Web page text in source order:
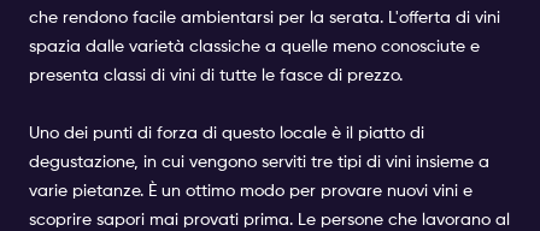
che rendono facile ambientarsi per la serata. L'offerta di vini
spazia dalle varietà classiche a quelle meno conosciute e
presenta classi di vini di tutte le fasce di prezzo.
Uno dei punti di forza di questo locale è il piatto di
degustazione, in cui vengono serviti tre tipi di vini insieme a
varie pietanze. È un ottimo modo per provare nuovi vini e
scoprire sapori mai provati prima. Le persone che lavorano al